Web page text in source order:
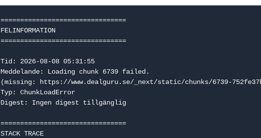
================================
FELINFORMATION
================================
Tid: 2026-08-08 05:31:55
Meddelande: Loading chunk 6739 failed.
(missing: https://www.dealguru.se/_next/static/chunks/6739-
Typ: ChunkLoadError
Digest: Ingen digest tillgänglig
================================
STACK TRACE